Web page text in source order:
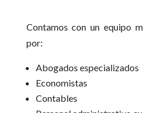
Contamos con un equipo
por:
Abogados especializados
Economistas
Contables